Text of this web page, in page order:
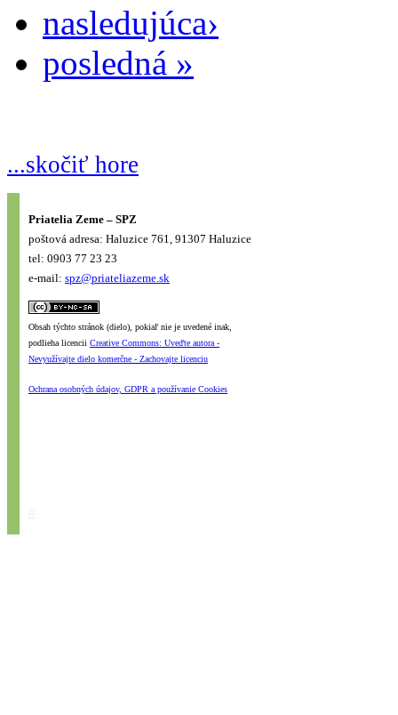
nasledujúca›
posledná »
...skočiť hore
Priatelia Zeme – SPZ
poštová adresa: Haluzice 761, 91307 Haluzice
tel: 0903 77 23 23
e-mail: spz@priateliazeme.sk
Obsah týchto stránok (dielo), pokiaľ nie je uvedené inak,
podlieha licencii Creative Commons: Uveďte autora -
Nevyužívajte dielo komerčne - Zachovajte licenciu
Ochrana osobných údajov, GDPR a používanie Cookies